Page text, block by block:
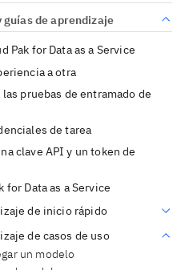
guías de aprendizaje
Pak for Data as a Service
a otra
pruebas de entramado de
de tarea
clave API y un token de
for Data as a Service
de inicio rápido
de casos de uso
un modelo